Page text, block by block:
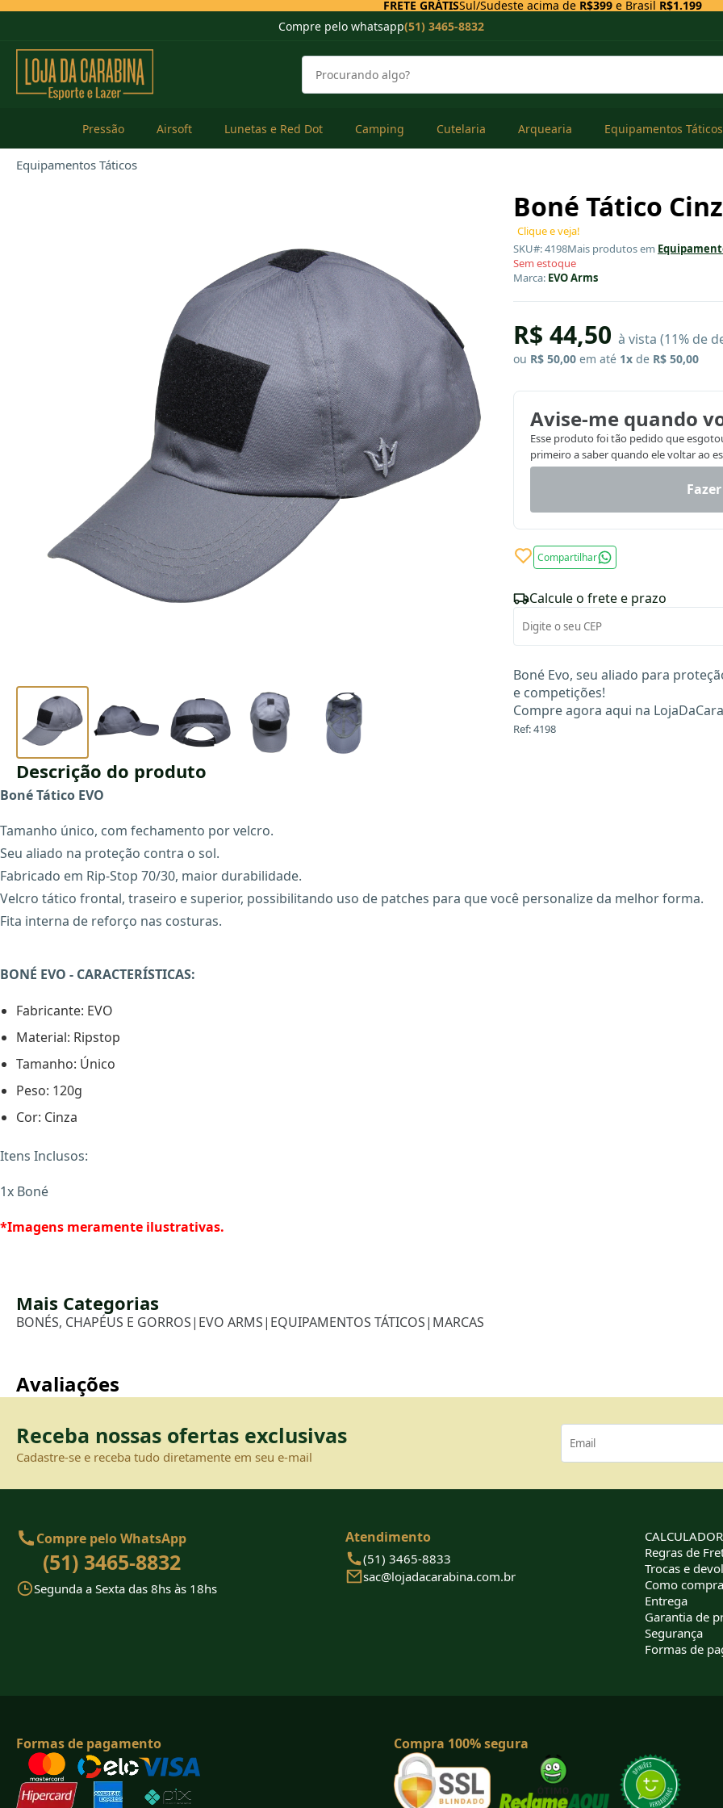
FRETE GRÁTISSul/Sudeste acima de R$399e Brasil R$1.199
Compre pelo whatsapp(51) 3465-8832
Pressão Airsoft Lunetas e Red Dot Camping Cutelaria Arquearia Equipamentos Táticos
Equipamentos Táticos
Boné Tático
Clique e veja!
SKU#: 4198Mais produtos em
Sem estoque
Marca: EVO Arms
R$ 44,50 à vista (11% de
ou R$ 50,00 em até 1x de R$ 50,00
Avise-me quando
Esse produto foi tão pedido que
primeiro a saber quando ele voltar ao
Compartilhar
Calcule o frete e prazo
Boné Evo, seu aliado para
e competições!
Compre agora aqui na
Ref: 4198
Descrição do produto
Boné Tático EVO
Tamanho único, com fechamento por velcro.
Seu aliado na proteção contra o sol.
Fabricado em Rip-Stop 70/30, maior durabilidade.
Velcro tático frontal, traseiro e superior, possibilitando uso de patches para que você personalize da melhor forma.
Fita interna de reforço nas costuras.
BONÉ EVO - CARACTERÍSTICAS:
Fabricante: EVO
Material: Ripstop
Tamanho: Único
Peso: 120g
Cor: Cinza
Itens Inclusos:
1x Boné
*Imagens meramente ilustrativas.
Mais Categorias
BONÉS, CHAPÉUS E GORROS| EVO ARMS| EQUIPAMENTOS TÁTICOS| MARCAS
Avaliações
Receba nossas ofertas exclusivas
Cadastre-se e receba tudo diretamente em seu e-mail
Compre pelo WhatsApp
(51) 3465-8832
Segunda a Sexta das 8hs às 18hs
Atendimento
(51) 3465-8833
sac@lojadacarabina.com.br
Regras de
Trocas e
Como
Entrega
Garantia de
Segurança
Formas de
Formas de pagamento Compra 100% segura